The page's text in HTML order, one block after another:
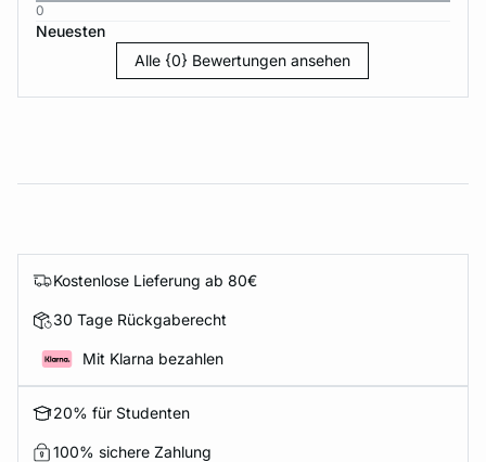
0
Neuesten
Alle {0} Bewertungen ansehen
Kostenlose Lieferung ab 80€
30 Tage Rückgaberecht
Mit Klarna bezahlen
20% für Studenten
100% sichere Zahlung